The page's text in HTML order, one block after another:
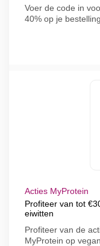
Voer de code in
40% op je bestelling
Acties MyProtein
Profiteer van tot
eiwitten
Profiteer van de
MyProtein op